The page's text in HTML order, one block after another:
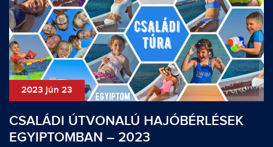
2023 jún 23
CSALÁDI ÚTVONALÚ HAJÓBÉRLÉSEK
EGYIPTOMBAN – 2023